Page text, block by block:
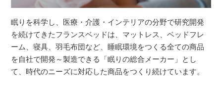
眠りを科学し、医療・介護・インテリアの分野で研究開発
を続けてきたフランスベッドは、マットレス、ベッドフレ
ーム、寝具、羽毛布団など、睡眠環境をつくる全ての商品
を自社で開発～製造できる「眠りの総合メーカー」とし
て、時代のニーズに対応した商品をつくり続けています。